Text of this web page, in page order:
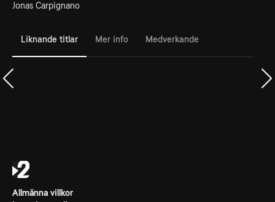
Jonas Carpignano
Liknande titlar Mer info Medverkande
Allmänna villkor